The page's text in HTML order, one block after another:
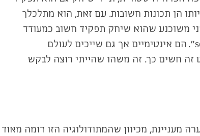
הן תכונות חשובות. עם זאת, הוא מתלכלך
משוכנע שהוא שיחק תפקיד חשוב כמעודד
חוויה של ריכוז עמוק ויצירתיות. הרגישות היפנית רואה בסיבים המלאכותיים המוצגים בתערוכה הנוכחית סוג של "senseware". הם אינטימיים אך גם שייכים לעולם
זה חשים כך. זה משהו שהייתי רוצה לבקש
מכיוון שהמתודולוגיה הזו דומה מאוד